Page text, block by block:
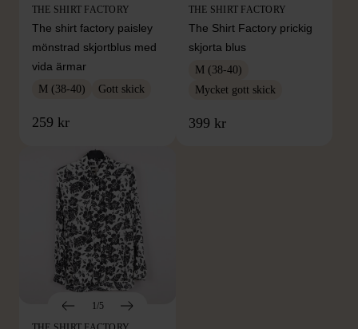
THE SHIRT FACTORY
The shirt factory paisley
mönstrad skjortblus med
vida ärmar
M (38-40) Gott skick
259 kr
THE SHIRT FACTORY
The Shirt Factory prickig
skjorta blus
M (38-40)
Mycket gott skick
399 kr
1/5